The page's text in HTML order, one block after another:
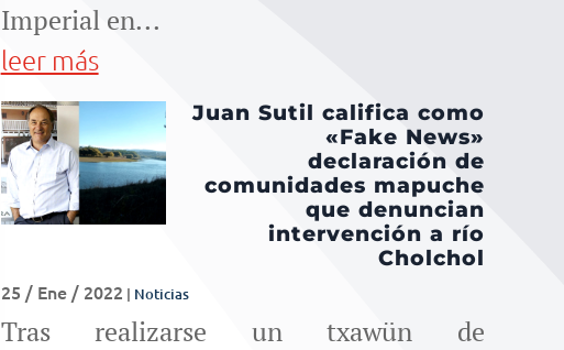
Imperial en...
leer más
Juan Sutil califica como
«Fake News»
declaración de
comunidades mapuche
que denuncian
intervención a río
Cholchol
25 / Ene / 2022 | Noticias
Tras realizarse un txawün de